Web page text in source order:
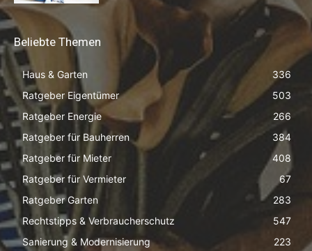
Beliebte Themen
Haus & Garten
336
Ratgeber Eigentümer
503
Ratgeber Energie
266
Ratgeber für Bauherren
384
Ratgeber für Mieter
408
Ratgeber für Vermieter
67
Ratgeber Garten
283
Rechtstipps & Verbraucherschutz
547
Sanierung & Modernisierung
223